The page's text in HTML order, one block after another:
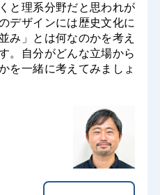
と理系分野だと思われが
デザインには歴史文化に
み」とは何なのかを考え
。自分がどんな立場から
を一緒に考えてみましょ